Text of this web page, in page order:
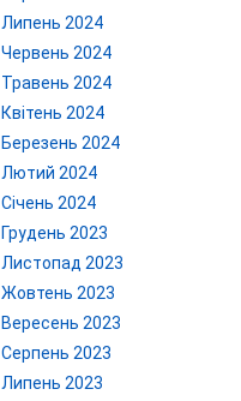
Липень 2024
Червень 2024
Травень 2024
Квітень 2024
Березень 2024
Лютий 2024
Січень 2024
Грудень 2023
Листопад 2023
Жовтень 2023
Вересень 2023
Серпень 2023
Липень 2023